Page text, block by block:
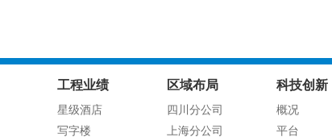
工程业绩
星级酒店
写字楼
区域布局
四川分公司
上海分公司
科技创新
概况
平台